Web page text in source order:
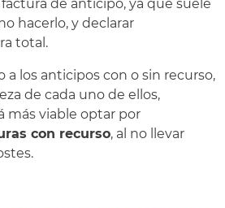
de anticipo, ya que suele
hacerlo, y declarar
total.
a los anticipos con o sin recurso,
de cada uno de ellos,
más viable optar por
con recurso, al no llevar